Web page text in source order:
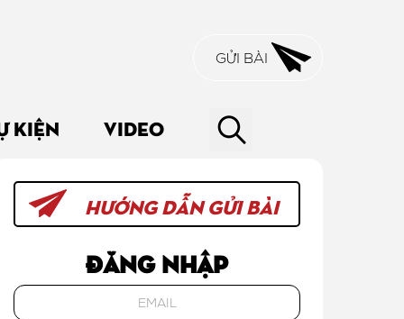
GỬI BÀI
KIỆN VIDEO
HƯỚNG DẪN GỬI BÀI
Đăng nhập